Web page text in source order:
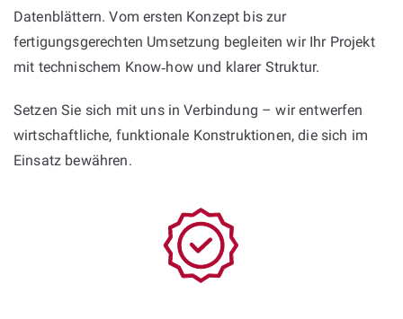
Datenblättern. Vom ersten Konzept bis zur
fertigungsgerechten Umsetzung begleiten wir Ihr Projekt
mit technischem Know‑how und klarer Struktur.
Setzen Sie sich mit uns in Verbindung – wir entwerfen
wirtschaftliche, funktionale Konstruktionen, die sich im
Einsatz bewähren.